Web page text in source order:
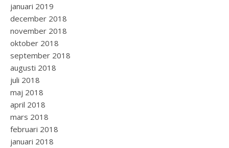
januari 2019
december 2018
november 2018
oktober 2018
september 2018
augusti 2018
juli 2018
maj 2018
april 2018
mars 2018
februari 2018
januari 2018